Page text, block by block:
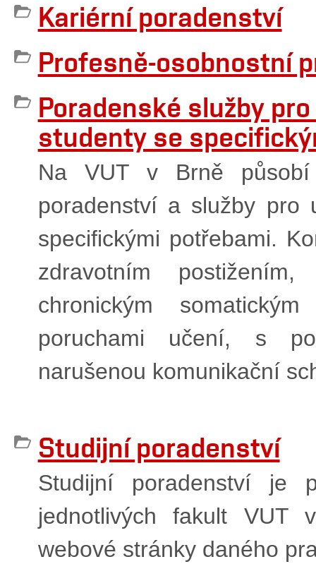
Kariérní poradenství
Profesně-osobnostní
Poradenské služby
studenty se
Na VUT v Brně působí
poradenství a služby pro
specifickými potřebami.
zdravotním
chronickým
poruchami učení, s
narušenou komunikační
Studijní poradenství
Studijní poradenství je
jednotlivých fakult VUT
webové stránky daného